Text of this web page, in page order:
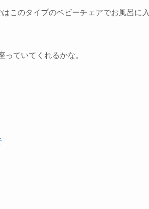
このタイプのベビーチェアでお風呂に入
っていてくれるかな。